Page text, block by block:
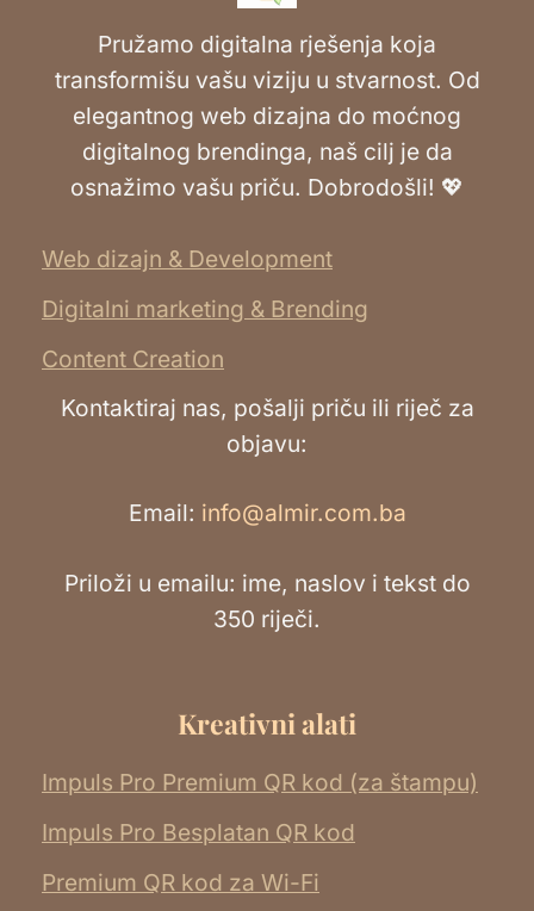
Pružamo digitalna rješenja koja
transformišu vašu viziju u stvarnost. Od
elegantnog web dizajna do moćnog
digitalnog brendinga, naš cilj je da
osnažimo vašu priču. Dobrodošli! 💖
Web dizajn & Development
Digitalni marketing & Brending
Content Creation
Kontaktiraj nas, pošalji priču ili riječ za
objavu:
Email: info@almir.com.ba
Priloži u emailu: ime, naslov i tekst do
350 riječi.
Kreativni alati
Impuls Pro Premium QR kod (za štampu)
Impuls Pro Besplatan QR kod
Premium QR kod za Wi-Fi